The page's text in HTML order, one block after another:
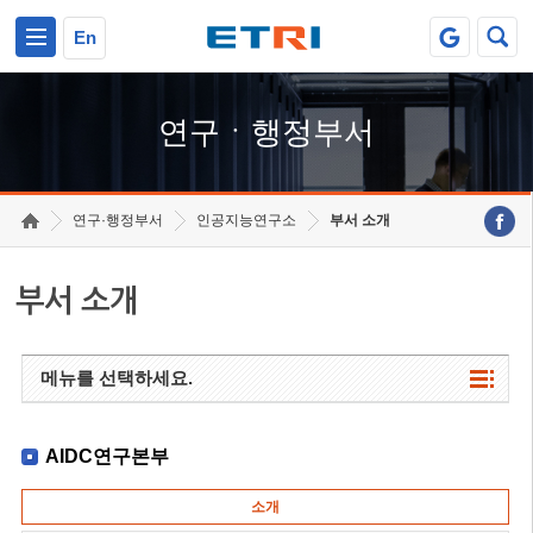
En
연구ㆍ행정부서
연구·행정부서 인공지능연구소 부서 소개
부서 소개
메뉴를 선택하세요.
AIDC연구본부
소개